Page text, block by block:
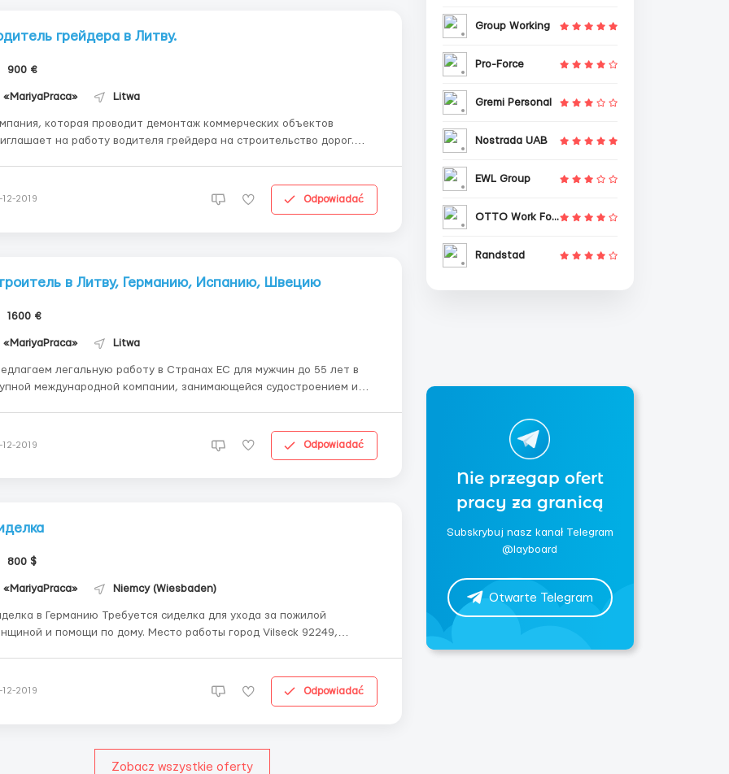
грейдера в Литву.
900 €
«MariyaPraca» Litwa
которая проводит демонтаж коммерческих объектов
на работу водителя грейдера на строительство дорог.
12-2019 Odpowiadać
в Литву, Германию, Испанию, Швецию
1600 €
«MariyaPraca» Litwa
легальную работу в Странах ЕС для мужчин до 55 лет в
международной компании, занимающейся судостроением и
с работодателем (при необходимости про...
12-2019 Odpowiadać
800 $
«MariyaPraca» Niemcy (Wiesbaden)
в Германию Требуется сиделка для ухода за пожилой
и помощи по дому. Место работы город Vilseck 92249,
12-2019 Odpowiadać
Zobacz wszystkie oferty
Group Working
Pro-Force
Gremi Personal
Nostrada UAB
EWL Group
OTTO Work Force
Randstad
Nie przegap ofert
pracy za granicą
Subskrybuj nasz kanał Telegram
@layboard
Otwarte Telegram